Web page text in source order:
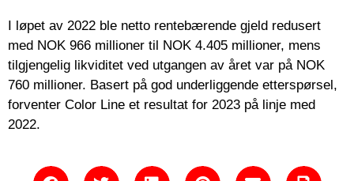
I løpet av 2022 ble netto rentebærende gjeld redusert
med NOK 966 millioner til NOK 4.405 millioner, mens
tilgjengelig likviditet ved utgangen av året var på NOK
760 millioner. Basert på god underliggende etterspørsel,
forventer Color Line et resultat for 2023 på linje med
2022.